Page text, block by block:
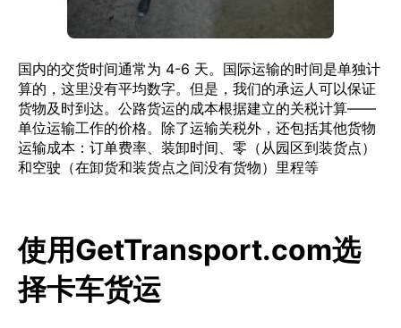
国内的交货时间通常为 4-6 天。国际运输的时间是单独计
算的，这里没有平均数字。但是，我们的承运人可以保证
货物及时到达。公路货运的成本根据建立的关税计算——
单位运输工作的价格。除了运输关税外，还包括其他货物
运输成本：订单费率、装卸时间、零（从园区到装货点）
和空驶（在卸货和装货点之间没有货物）里程等
使用GetTransport.com选
择卡车货运